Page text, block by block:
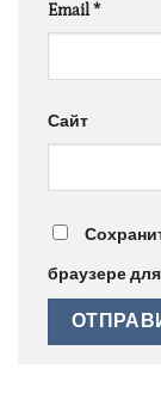
Email*
Сайт
браузере